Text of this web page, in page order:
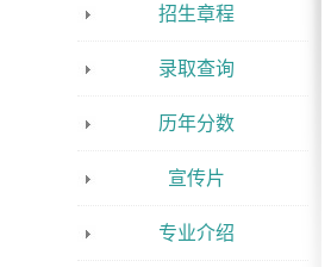
招生章程
录取查询
历年分数
宣传片
专业介绍